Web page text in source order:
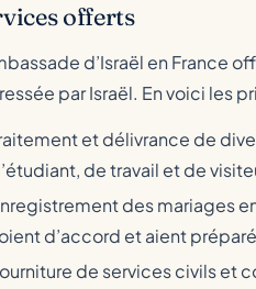
offerts
d’Israël en France
par Israël. En voici les
et délivrance de
de travail et de
des mariages
d’accord et aient
de services civils et